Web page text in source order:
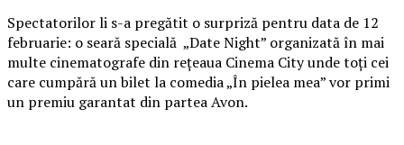
Spectatorilor li s-a pregătit o surpriză pentru data de 12
februarie: o seară specială „Date Night” organizată în mai
multe cinematografe din rețeaua Cinema City unde toți cei
care cumpără un bilet la comedia „În pielea mea” vor primi
un premiu garantat din partea Avon.